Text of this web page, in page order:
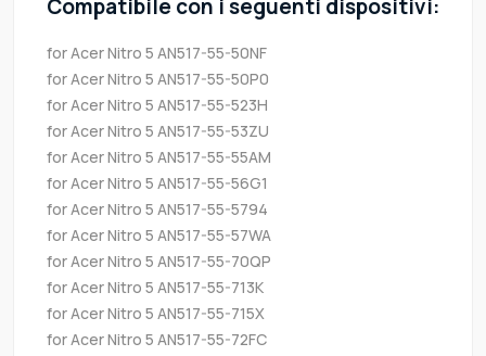
Compatibile con i seguenti dispositivi:
for Acer Nitro 5 AN517-55-50NF
for Acer Nitro 5 AN517-55-50P0
for Acer Nitro 5 AN517-55-523H
for Acer Nitro 5 AN517-55-53ZU
for Acer Nitro 5 AN517-55-55AM
for Acer Nitro 5 AN517-55-56G1
for Acer Nitro 5 AN517-55-5794
for Acer Nitro 5 AN517-55-57WA
for Acer Nitro 5 AN517-55-70QP
for Acer Nitro 5 AN517-55-713K
for Acer Nitro 5 AN517-55-715X
for Acer Nitro 5 AN517-55-72FC